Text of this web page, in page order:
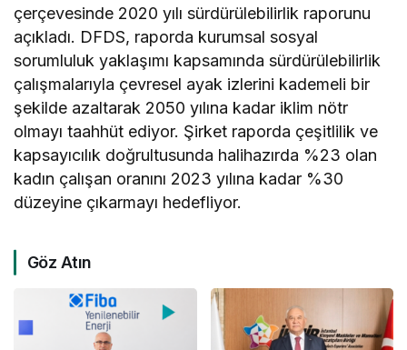
çerçevesinde 2020 yılı sürdürülebilirlik raporunu
açıkladı. DFDS, raporda kurumsal sosyal
sorumluluk yaklaşımı kapsamında sürdürülebilirlik
çalışmalarıyla çevresel ayak izlerini kademeli bir
şekilde azaltarak 2050 yılına kadar iklim nötr
olmayı taahhüt ediyor. Şirket raporda çeşitlilik ve
kapsayıcılık doğrultusunda halihazırda %23 olan
kadın çalışan oranını 2023 yılına kadar %30
düzeyine çıkarmayı hedefliyor.
Göz Atın